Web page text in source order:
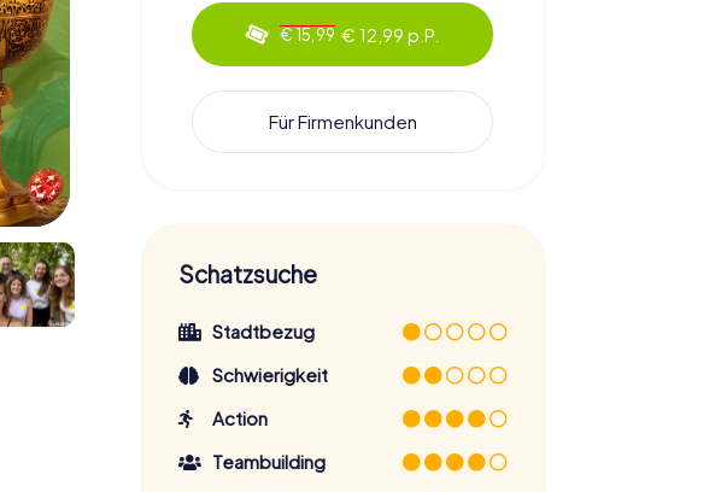
€ 15,99 € 12,99 p.P.
Für Firmenkunden
Schatzsuche
Stadtbezug
Schwierigkeit
Action
Teambuilding